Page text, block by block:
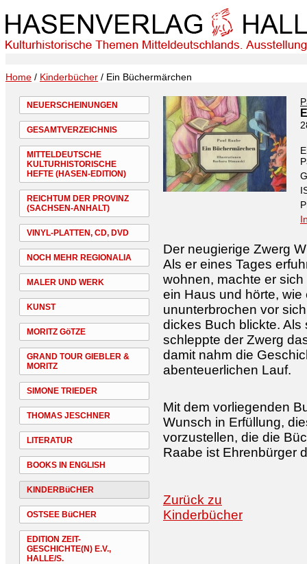
Home / Kinderbücher / Ein Büchermärchen
NEUERSCHEINUNGEN
GESAMTVERZEICHNIS
MITTELDEUTSCHE
KULTURHISTORISCHE
HEFTE (HASEN-EDITION)
REICHTUM DER PROVINZ
(SACHSEN-ANHALT)
VINYL-PLATTEN, CD, DVD
NOCH MEHR REGIONALIA
MALER UND WERK
KUNST
MORITZ GöTZE
GRAND TOUR GIEBLER &
MORITZ
SIMONE TRIEDER
THOMAS JESCHNER
LITERATUR
BOOKS IN ENGLISH
KINDERBüCHER
OSTSEE BüCHER
EDITION ZEIT-
GESCHICHTE(N) E.V.,
HALLE/S.
Der neugierige Zwerg
Als er eines Tages
wohnen, machte er
ein Haus und hörte,
ununterbrochen vor
dickes Buch blickte.
schleppte der Zwerg
damit nahm die
abenteuerlichen Lauf.
Mit dem vorliegenden
Wunsch in Erfüllung,
vorzustellen, die die
Raabe ist Ehrenbürger
Zurück zu
Kinderbücher